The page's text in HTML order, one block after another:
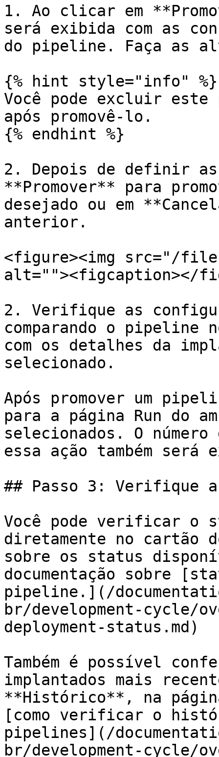
1. Ao clicar em
será exibida com as
do pipeline. Faça as
{% hint style="info" %}
Você pode excluir
após promovê-lo.
{% endhint %}
2. Depois de definir
**Promover** para
desejado ou em
anterior.
<figure><img src="/files/
alt=""><figcaption></
2. Verifique as
comparando o pipeline
com os detalhes da
selecionado.
Após promover um
para a página Run do
selecionados. O
essa ação também será
## Passo 3: Verifique
Você pode verificar o
diretamente no cartão
sobre os status
documentação sobre
pipeline.](/
br/development-cycle/
deployment-status.md)
Também é possível
implantados mais
**Histórico**, na
[como verificar o
pipelines](/
br/development-cycle/